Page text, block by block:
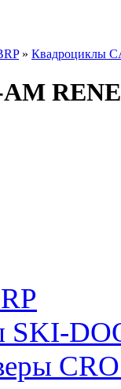
» Квадроциклы
SKI-